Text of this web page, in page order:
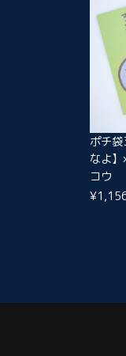
ポチ
なよ
コウ